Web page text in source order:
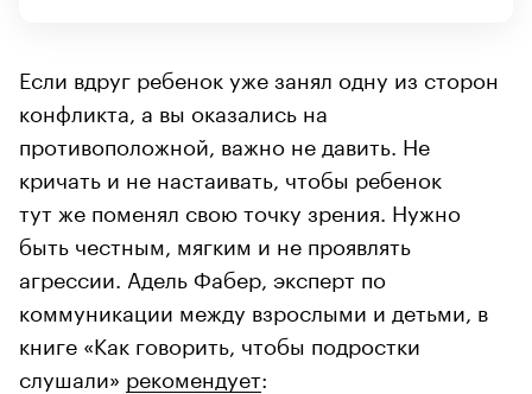
Если вдруг ребенок уже занял одну из сторон
конфликта, а вы оказались на
противоположной, важно не давить. Не
кричать и не настаивать, чтобы ребенок
тут же поменял свою точку зрения. Нужно
быть честным, мягким и не проявлять
агрессии. Адель Фабер, эксперт по
коммуникации между взрослыми и детьми, в
книге «Как говорить, чтобы подростки
слушали» рекомендует: